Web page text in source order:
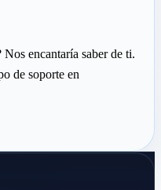
Nos encantaría saber de ti.
de soporte en